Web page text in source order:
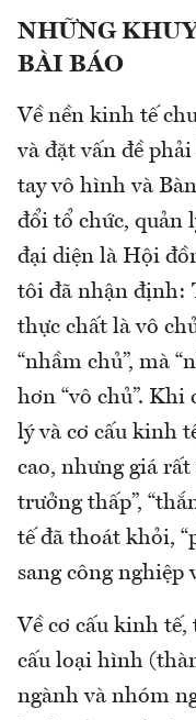
NHỮNG
BÀI BÁO
Về nền kinh tế
và đặt vấn đề
tay vô hình và
đổi tổ chức, quản
đại diện là Hội
tôi đã nhận định:
thực chất là vô
“nhầm chủ”, mà
hơn “vô chủ”. Khi
lý và cơ cấu kinh
cao, nhưng giá rất
trưởng thấp”,
tế đã thoát khỏi,
sang công nghiệp
Về cơ cấu kinh tế,
cấu loại hình
ngành và nhóm